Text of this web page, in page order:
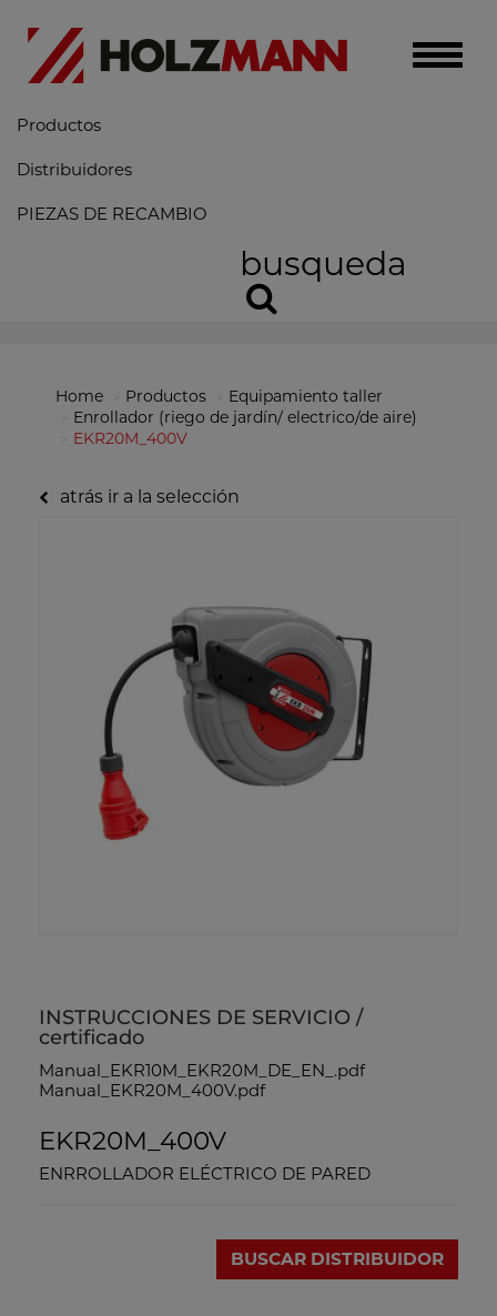
Toggle
Productos
Distribuidores
PIEZAS DE RECAMBIO
busqueda
Home Productos
Equipamiento taller
Enrollador (riego de jardín/ electrico/de aire)
EKR20M_400V
atrás ir a la selección
INSTRUCCIONES DE SERVICIO /
certificado
Manual_EKR10M_EKR20M_DE_EN_.pdf
Manual_EKR20M_400V.pdf
EKR20M_400V
ENRROLLADOR ELÉCTRICO DE PARED
BUSCAR DISTRIBUIDOR